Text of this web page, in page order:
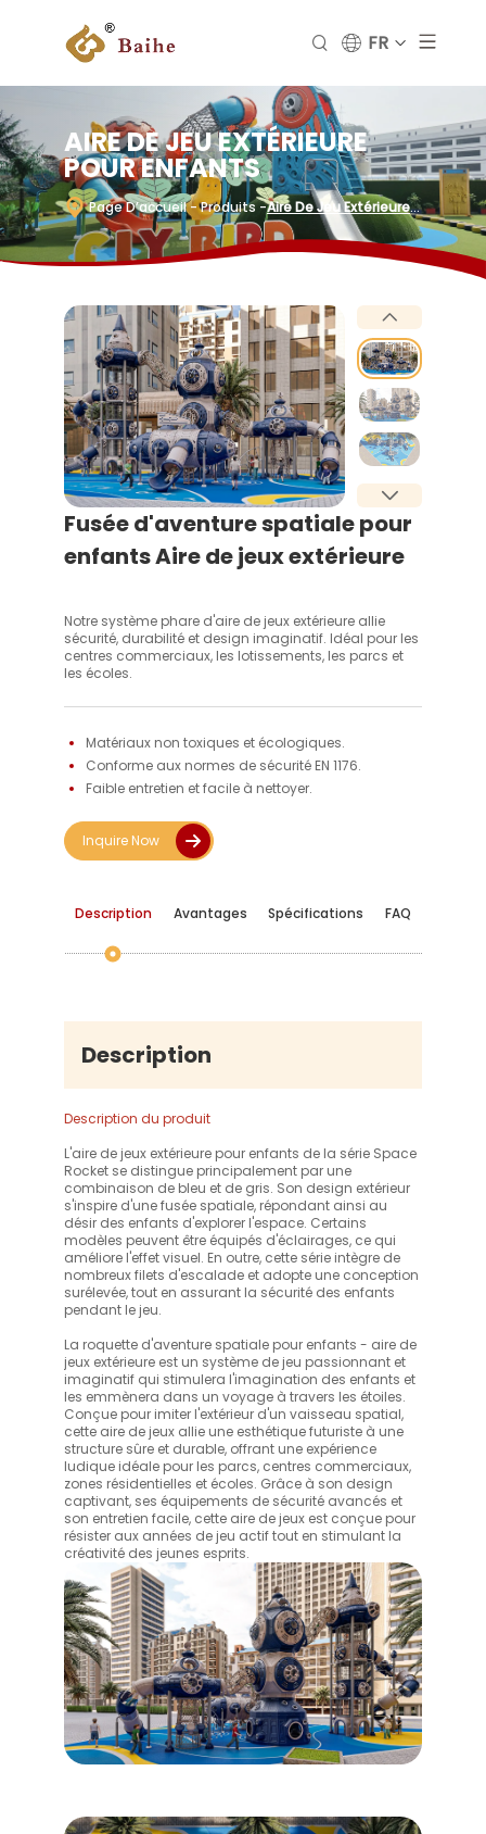
FR
AIRE DE JEU EXTÉRIEURE
POUR ENFANTS
Page D’accueil- Produits-Aire De Jeu Extérieure
Pour Enfants
Fusée d'aventure spatiale pour
enfants Aire de jeux extérieure
Notre système phare d'aire de jeux extérieure allie
sécurité, durabilité et design imaginatif. Idéal pour les
centres commerciaux, les lotissements, les parcs et
les écoles.
Matériaux non toxiques et écologiques.
Conforme aux normes de sécurité EN 1176.
Faible entretien et facile à nettoyer.
Inquire Now
Description Avantages Spécifications FAQ
Description
Description du produit
L'aire de jeux extérieure pour enfants de la série Space
Rocket se distingue principalement par une
combinaison de bleu et de gris. Son design extérieur
s'inspire d'une fusée spatiale, répondant ainsi au
désir des enfants d'explorer l'espace. Certains
modèles peuvent être équipés d'éclairages, ce qui
améliore l'effet visuel. En outre, cette série intègre de
nombreux filets d'escalade et adopte une conception
surélevée, tout en assurant la sécurité des enfants
pendant le jeu.
La roquette d'aventure spatiale pour enfants - aire de
jeux extérieure est un système de jeu passionnant et
imaginatif qui stimulera l'imagination des enfants et
les emmènera dans un voyage à travers les étoiles.
Conçue pour imiter l'extérieur d'un vaisseau spatial,
cette aire de jeux allie une esthétique futuriste à une
structure sûre et durable, offrant une expérience
ludique idéale pour les parcs, centres commerciaux,
zones résidentielles et écoles. Grâce à son design
captivant, ses équipements de sécurité avancés et
son entretien facile, cette aire de jeux est conçue pour
résister aux années de jeu actif tout en stimulant la
créativité des jeunes esprits.